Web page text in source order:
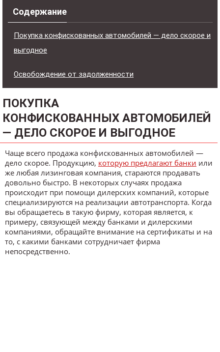
Содержание
Покупка конфискованных автомобилей — дело скорое и
выгодное
Освобождение от задолженности
ПОКУПКА
КОНФИСКОВАННЫХ АВТОМОБИЛЕЙ
— ДЕЛО СКОРОЕ И ВЫГОДНОЕ
Чаще всего продажа конфискованных автомобилей —
дело скорое. Продукцию, которую предлагают банки или
же любая лизинговая компания, стараются продавать
довольно быстро. В некоторых случаях продажа
происходит при помощи дилерских компаний, которые
специализируются на реализации автотранспорта. Когда
вы обращаетесь в такую фирму, которая является, к
примеру, связующей между банками и дилерскими
компаниями, обращайте внимание на сертификаты и на
то, с какими банками сотрудничает фирма
непосредственно.